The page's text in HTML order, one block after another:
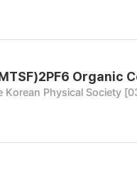
Organic
Korean Physical Society